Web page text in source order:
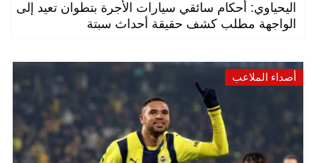
اليحياوي: أحكام سائقي سيارات الأجرة بتطوان تعيد إلى
الواجهة مطلب كشف حقيقة أحداث سبتة
أصداء الملاعب